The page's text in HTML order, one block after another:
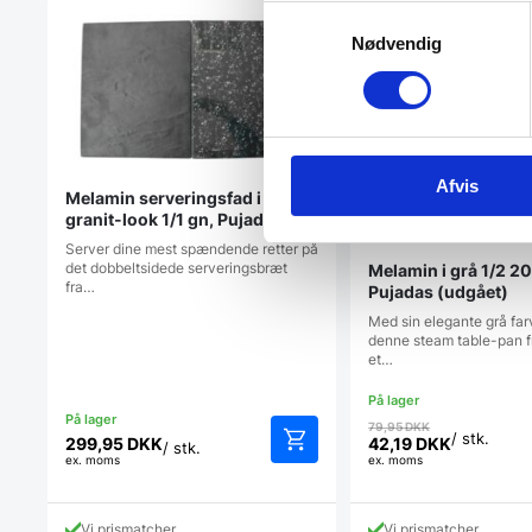
Nødvendig
Afvis
Melamin serveringsfad i sort
granit-look 1/1 gn, Pujadas
Server dine mest spændende retter på
det dobbeltsidede serveringsbræt
fra…
299,95DKK
ex. moms
/ stk.
Melamin i grå 1/2
Pujadas (udgået)
Med sin elegante grå
denne steam table-pan
et…
79,95DKKDen
oprindelige
79,95 DKK.
42,19DKK
Den
pris
er:
ex. moms
/ stk.